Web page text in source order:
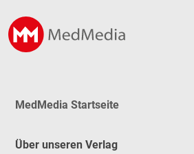
MedMedia Startseite
Über unseren Verlag